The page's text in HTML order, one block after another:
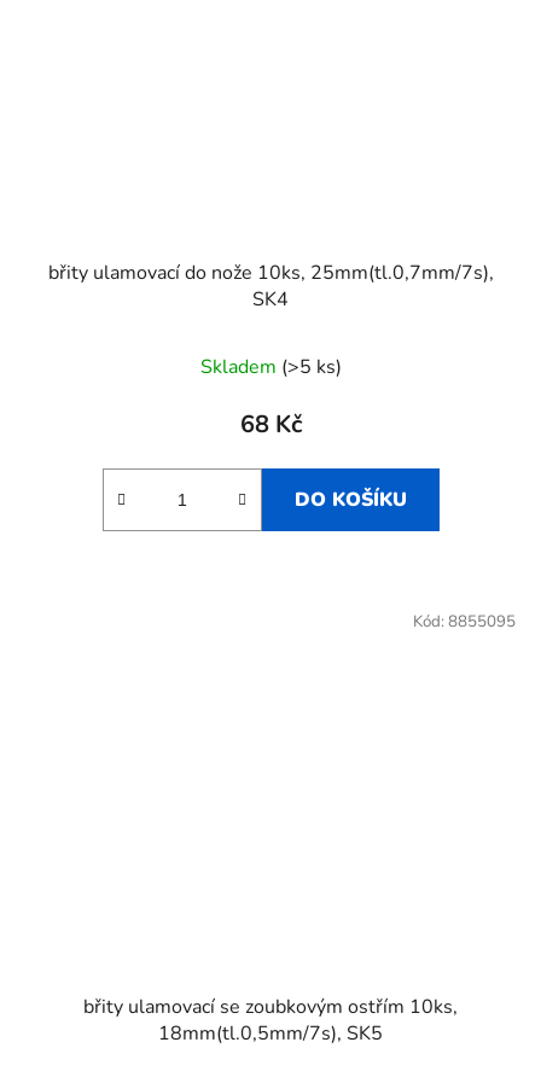
břity ulamovací do nože 10ks, 25mm(tl.0,7mm/7s),
SK4
Skladem (>5 ks)
68 Kč
DO KOŠÍKU
břity ulamovací se zoubkovým ostřím 10ks,
18mm(tl.0,5mm/7s), SK5
Kód: 8855095